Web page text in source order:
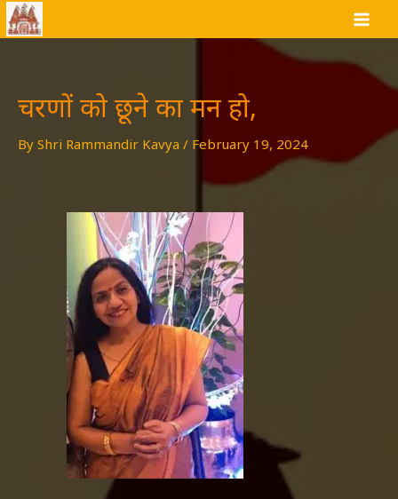
Skip
to
चरणों को छूने का मन हो,
By Shri Rammandir Kavya / February 19, 2024